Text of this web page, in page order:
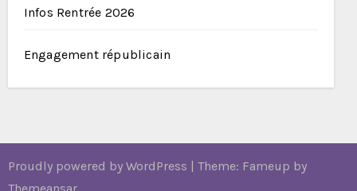
Infos Rentrée 2026
Engagement républicain
Proudly powered by WordPress | Theme: Fameup by
Themeansar.